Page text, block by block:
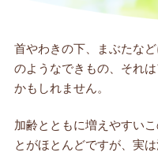
首やわきの下、まぶたな
のようなできもの、それ
かもしれません。
加齢とともに増えやすい
とがほとんどですが、実